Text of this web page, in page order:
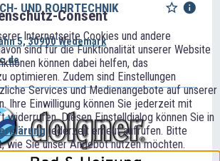
Consent
Internetseite Cookies und andere
sind für die Funktionalität unserer Website
können dabei helfen, das
optimieren. Zudem sind Einstellungen
Services und Medienangebote auf unserer
Ihre Einwilligung können Sie jederzeit mit
widerrufen. Diesen Einstelldialog können Sie in
jederzeit erneut aufrufen. Bitte
wie Sie unser Angebot nutzen möchten.
UND ROHRTECHNIK
5, 30900 Wedemark